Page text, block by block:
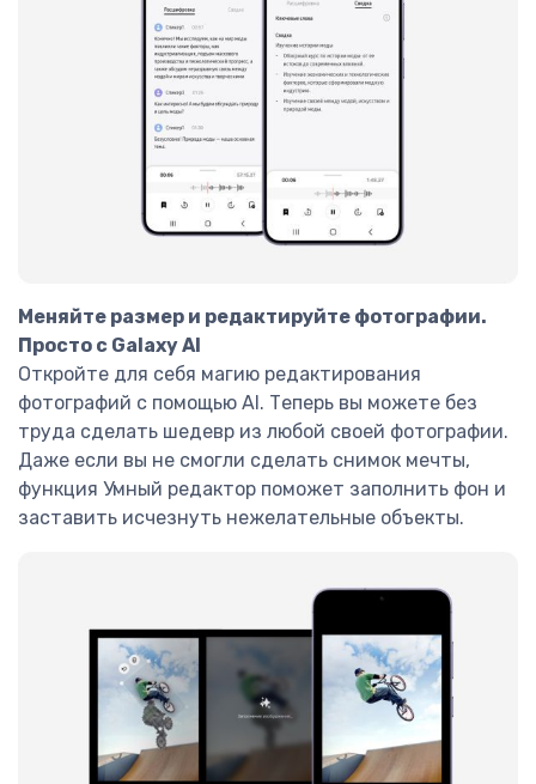
Меняйте размер и редактируйте фотографии.
Просто с Galaxy AI
Откройте для себя магию редактирования
фотографий с помощью AI. Теперь вы можете без
труда сделать шедевр из любой своей фотографии.
Даже если вы не смогли сделать снимок мечты,
функция Умный редактор поможет заполнить фон и
заставить исчезнуть нежелательные объекты.